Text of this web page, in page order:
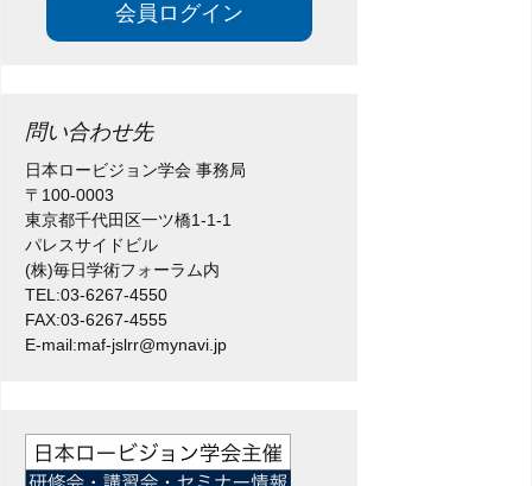
会員ログイン
問い合わせ先
日本ロービジョン学会 事務局
〒100-0003
東京都千代田区一ツ橋1-1-1
パレスサイドビル
(株)毎日学術フォーラム内
TEL:03-6267-4550
FAX:03-6267-4555
E-mail:maf-jslrr@mynavi.jp